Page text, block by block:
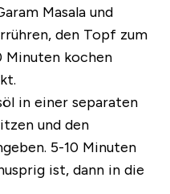
Masala und
den Topf zum
Minuten kochen
in einer separaten
und den
5-10 Minuten
ist, dann in die